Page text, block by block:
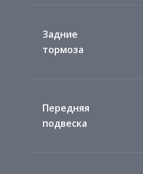
Задние
тормоза
Передняя
подвеска